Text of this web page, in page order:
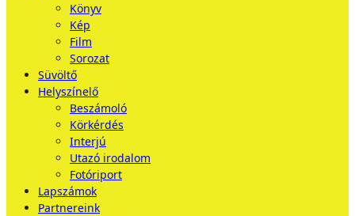
Könyv
Kép
Film
Sorozat
Süvöltő
Helyszínelő
Beszámoló
Körkérdés
Interjú
Utazó irodalom
Fotóriport
Lapszámok
Partnereink